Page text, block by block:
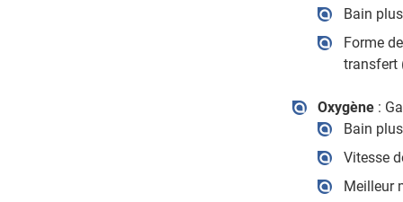
Bain
Forme
transfert
Oxygène :
Bain
Vitesse
Meilleur